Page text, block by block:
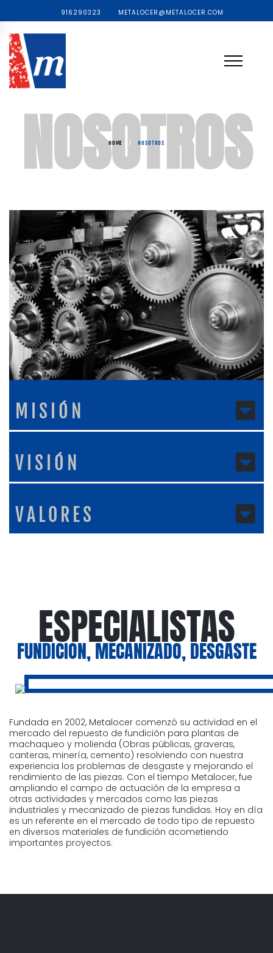
916290323 METALOCER@METALOCER.COM
NOSOTROS
HOME / NOSOTROS
MISIÓN
VISIÓN
VALORES
ESPECIALISTAS
FUNDICION, MECANIZADO, DESGASTE
Fundada en 2002, Metalocer comenzó su actividad en el
mercado del repuesto de fundición para plantas de
machaqueo y molienda (Obras públicas, graveras,
canteras, minería, cemento) resolviendo con nuestra
experiencia los problemas de desgaste y mejorando el
rendimiento de las piezas. Con el tiempo Metalocer, fue
ampliando el campo de actuación de la empresa a
otras actividades y mercados como las piezas
industriales y mecanizado de piezas fundidas. Hoy en día
es un referente en el mercado de todo tipo de repuesto
en diversos materiales de fundición acometiendo
importantes proyectos.